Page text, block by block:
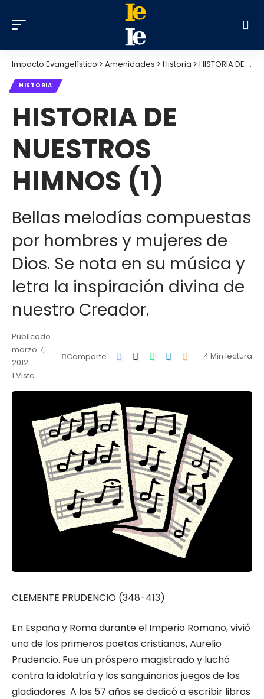
Impacto Evangelístico > Amenidades > Historia > HISTORIA DE NUESTROS HIMNOS (1)
HISTORIA
HISTORIA DE
NUESTROS
HIMNOS (1)
Bellas melodías compuestas
por hombres y mujeres de
Dios. Se nota en su música y
letra la inspiración divina de
nuestro Creador.
Publicado
marzo 7,
2012
1 Vista
Comparte 4 Min lectura
CLEMENTE PRUDENCIO (348-413)
En España y Roma durante el Imperio Romano, vivió
uno de los primeros poetas cristianos, Aurelio
Prudencio. Fue un próspero magistrado y luchó
contra la idolatría y los sanguinarios juegos de los
gladiadores. A los 57 años se dedicó a escribir libros